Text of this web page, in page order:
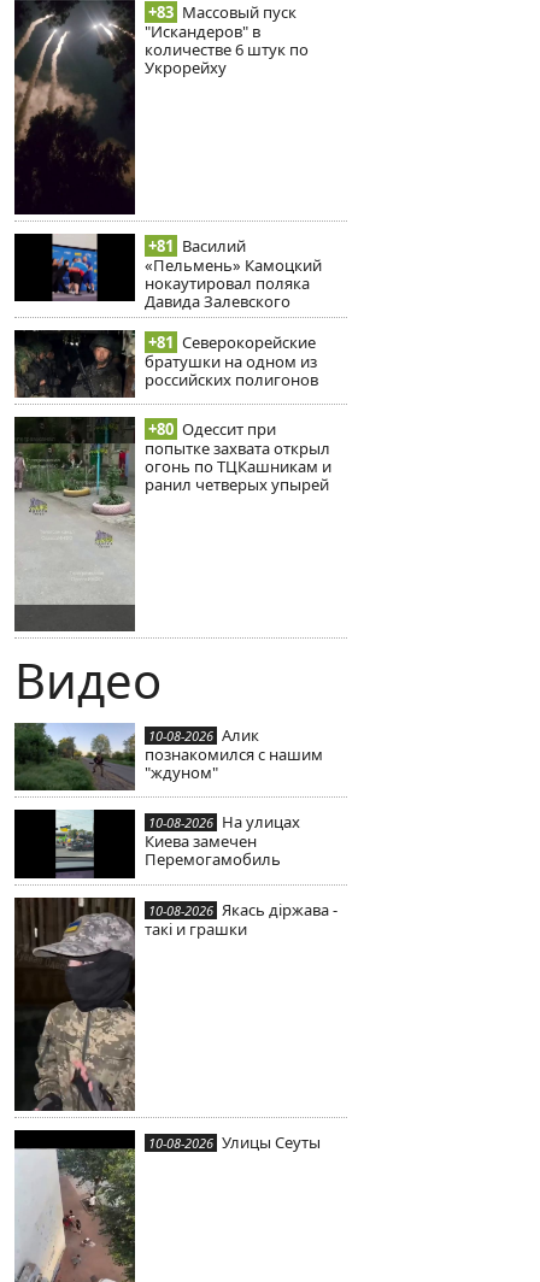
+83 Массовый пуск
"Искандеров" в
количестве 6 штук по
Укрорейху
+81 Василий
«Пельмень» Камоцкий
нокаутировал поляка
Давида Залевского
+81 Северокорейские
братушки на одном из
российских полигонов
+80 Одессит при
попытке захвата открыл
огонь по ТЦКашникам и
ранил четверых упырей
Видео
10-08-2026 Алик
познакомился с нашим
"ждуном"
10-08-2026 На улицах
Киева замечен
Перемогамобиль
10-08-2026 Якась дiржава -
такi и грашки
10-08-2026 Улицы Сеуты